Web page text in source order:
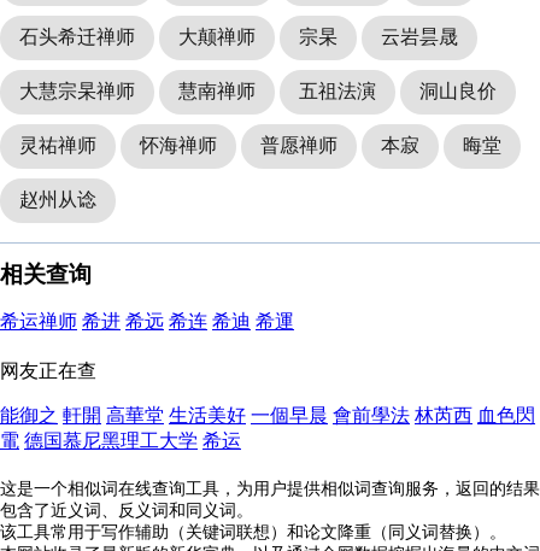
石头希迁禅师 大颠禅师 宗杲 云岩昙晟
大慧宗杲禅师 慧南禅师 五祖法演 洞山良价
灵祐禅师 怀海禅师 普愿禅师 本寂 晦堂
赵州从谂
相关查询
希运禅师 希进 希远 希连 希迪 希運
网友正在查
能御之 軒開 高華堂 生活美好 一個早晨 會前學法 林芮西 血色閃
電 德国慕尼黑理工大学 希运
这是一个相似词在线查询工具，为用户提供相似词查询服务，返回的结果
包含了近义词、反义词和同义词。
该工具常用于写作辅助（关键词联想）和论文降重（同义词替换）。